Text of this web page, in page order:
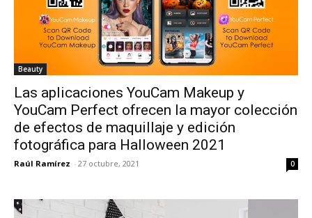
Beauty
Las aplicaciones YouCam Makeup y
YouCam Perfect ofrecen la mayor colección
de efectos de maquillaje y edición
fotográfica para Halloween 2021
Raúl Ramírez - 27 octubre, 2021 0